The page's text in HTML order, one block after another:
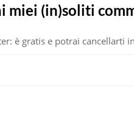
miei (in)soliti
è gratis e potrai cancellarti